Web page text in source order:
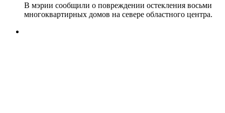
В мэрии сообщили о повреждении остекления восьми
многоквартирных домов на севере областного центра.